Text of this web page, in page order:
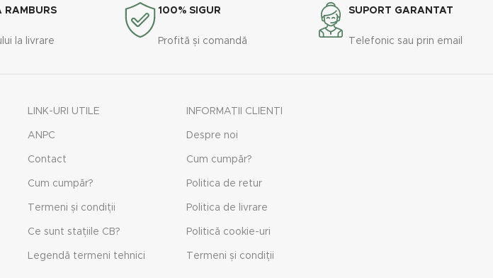
RAMBURS
la livrare
100% SIGUR
Profită și comandă
SUPORT GARANTAT
Telefonic sau prin email
LINK-URI UTILE
ANPC
Contact
Cum cumpăr?
Termeni și condiții
Ce sunt stațiile CB?
Legendă termeni tehnici
INFORMAȚII CLIENȚI
Despre noi
Cum cumpăr?
Politica de retur
Politica de livrare
Politică cookie-uri
Termeni și condiții